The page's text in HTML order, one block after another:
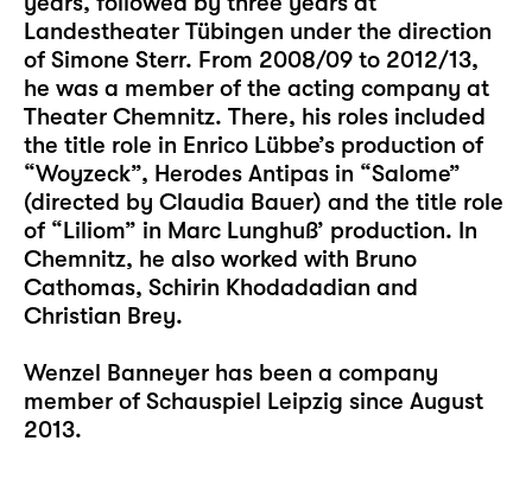
Landestheater Tübingen under the direction
of Simone Sterr. From 2008/09 to 2012/13,
he was a member of the acting company at
Theater Chemnitz. There, his roles included
the title role in Enrico Lübbe’s production of
“Woyzeck”, Herodes Antipas in “Salome”
(directed by Claudia Bauer) and the title role
of “Liliom” in Marc Lunghuß’ production. In
Chemnitz, he also worked with Bruno
Cathomas, Schirin Khodadadian and
Christian Brey.
Wenzel Banneyer has been a company
member of Schauspiel Leipzig since August
2013.